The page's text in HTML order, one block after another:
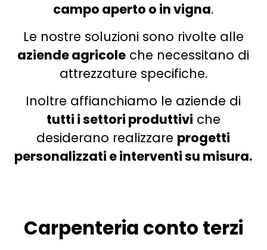
campo aperto o in vigna.
Le nostre soluzioni sono rivolte alle
aziende agricole che necessitano di
attrezzature specifiche.
Inoltre affianchiamo le aziende di
tutti i settori produttivi che
desiderano realizzare progetti
personalizzati e interventi su misura.
Carpenteria conto terzi